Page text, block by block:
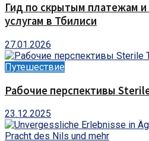
Гид по скрытым платежам
услугам в Тбилиси
27.01.2026
Путешествие
Рабочие перспективы
23.12.2025